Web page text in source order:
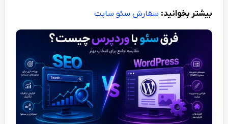
بیشتر بخوانید: سفارش سئو سایت